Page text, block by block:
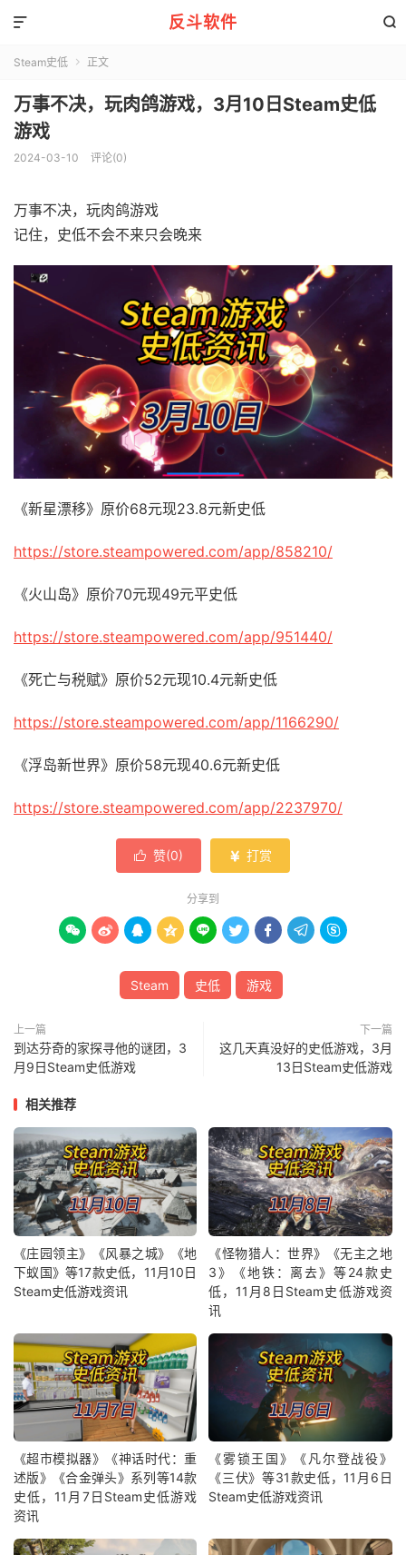
反斗软件 

Steam史低  正文
万事不决，玩肉鸽游戏，3月10日Steam史低
游戏
2024-03-10 评论(0)
万事不决，玩肉鸽游戏
记住，史低不会不来只会晚来
《新星漂移》原价68元现23.8元新史低
https://store.steampowered.com/app/858210/
《火山岛》原价70元现49元平史低
https://store.steampowered.com/app/951440/
《死亡与税赋》原价52元现10.4元新史低
https://store.steampowered.com/app/1166290/
《浮岛新世界》原价58元现40.6元新史低
https://store.steampowered.com/app/2237970/
 赞(0)  打赏
分享到
        
Steam 史低 游戏
上一篇
到达芬奇的家探寻他的谜团，3
月9日Steam史低游戏
下一篇
这几天真没好的史低游戏，3月
13日Steam史低游戏
相关推荐
《庄园领主》《风暴之城》《地
下蚁国》等17款史低，11月10日
Steam史低游戏资讯
《怪物猎人：世界》《无主之地
3》《地铁：离去》等24款史
低，11月8日Steam史低游戏资
讯
《超市模拟器》《神话时代：重
述版》《合金弹头》系列等14款
史低，11月7日Steam史低游戏
资讯
《雾锁王国》《凡尔登战役》
《三伏》等31款史低，11月6日
Steam史低游戏资讯